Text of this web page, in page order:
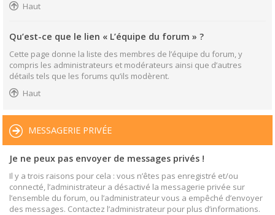
Haut
Qu’est-ce que le lien « L’équipe du forum » ?
Cette page donne la liste des membres de l’équipe du forum, y
compris les administrateurs et modérateurs ainsi que d’autres
détails tels que les forums qu’ils modèrent.
Haut
MESSAGERIE PRIVÉE
Je ne peux pas envoyer de messages privés !
Il y a trois raisons pour cela : vous n’êtes pas enregistré et/ou
connecté, l’administrateur a désactivé la messagerie privée sur
l’ensemble du forum, ou l’administrateur vous a empêché d’envoyer
des messages. Contactez l’administrateur pour plus d’informations.